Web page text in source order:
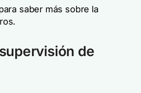
saber más sobre la
de